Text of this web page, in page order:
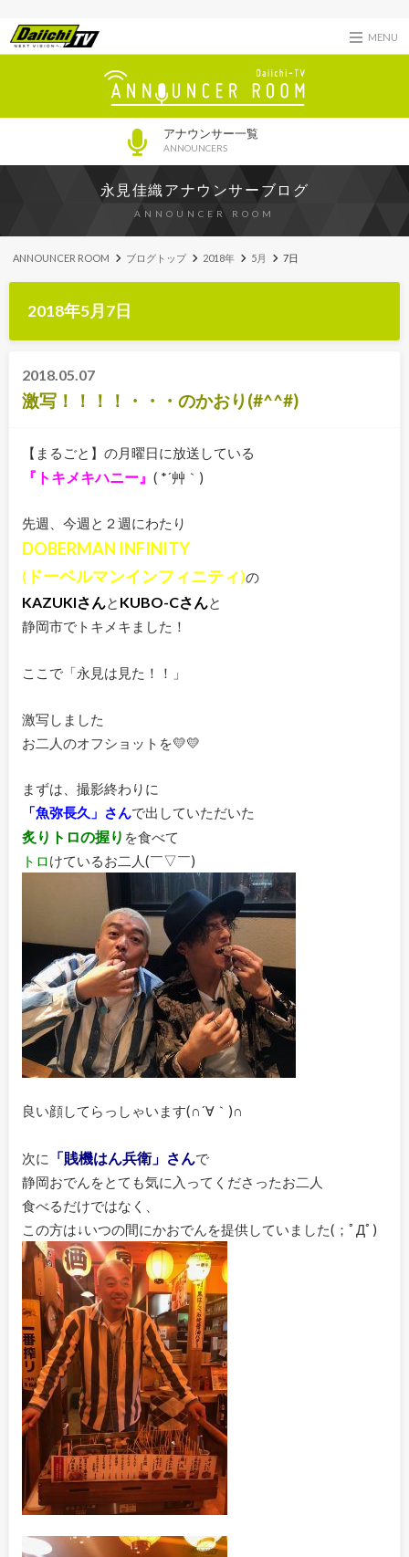
MENU
アナウンサー一覧
ANNOUNCERS
永見佳織アナウンサーブログ
ANNOUNCER ROOM
ANNOUNCER ROOM ブログトップ 2018年 5月 7日
2018年5月7日
2018.05.07
激写！！！！・・・のかおり(#^^#)
【まるごと】の月曜日に放送している
『トキメキハニー』 ( *´艸｀)
先週、今週と２週にわたり
DOBERMAN INFINITY
(ドーベルマンインフィニティ)の
KAZUKIさんと KUBO-Cさんと
静岡市でトキメキました！
ここで「永見は見た！！」
激写しました
お二人のオフショットを💛💛
まずは、撮影終わりに
「魚弥長久」さんで出していただいた
炙りトロの握り を食べて
トロけているお二人(￣▽￣)
良い顔してらっしゃいます(∩´∀｀)∩
次に 「賎機はん兵衛」さんで
静岡おでんをとても気に入ってくださったお二人
食べるだけではなく、
この方は↓いつの間にかおでんを提供していました(；ﾟДﾟ)